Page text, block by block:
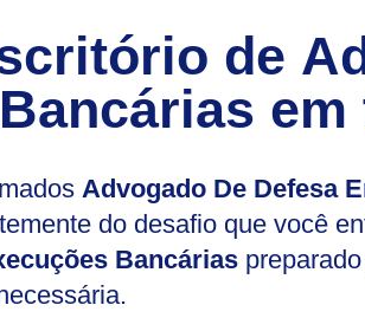
de
em
Advogado De Defesa
do desafio que você
Bancáriaspreparado